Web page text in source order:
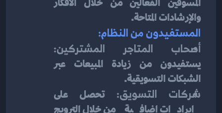
والإرشادات المتاحة.
المستفيدون من النظام:
أصحاب المتاجر المشتركين:
يستفيدون من زيادة المبيعات عبر
الشبكات التسويقية.
شركات التسويق: